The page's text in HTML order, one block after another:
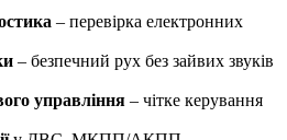
– перевірка електронних
– безпечний рух без зайвих звуків
управління – чітке керування